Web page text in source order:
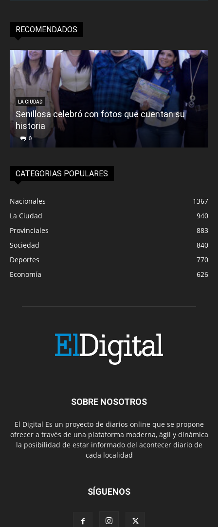
RECOMENDADOS
LA CIUDAD
Senillosa celebró con fotos que cuentan su
historia
0
CATEGORIAS POPULARES
Nacionales
1367
La Ciudad
940
Provinciales
883
Sociedad
840
Deportes
770
Economía
626
SOBRE NOSOTROS
El Digital Es un proyecto de diarios online que se propone
ofrecer a través de una plataforma moderna, ágil y dinámica
la posibilidad de estar informado del acontecer diario de
cada localidad
SÍGUENOS